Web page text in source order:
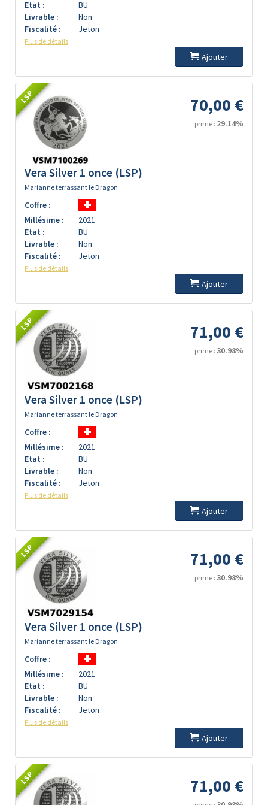
Etat :
BU
Livrable :
Non
Fiscalité :
Jeton
Plus de détails
Ajouter
LSP 70,00 €
prime : 29.14%
Vera Silver 1 once (LSP)
Marianne terrassant le Dragon
Coffre :
Millésime :
2021
Etat :
BU
Livrable :
Non
Fiscalité :
Jeton
Plus de détails
Ajouter
LSP 71,00 €
prime : 30.98%
Vera Silver 1 once (LSP)
Marianne terrassant le Dragon
Coffre :
Millésime :
2021
Etat :
BU
Livrable :
Non
Fiscalité :
Jeton
Plus de détails
Ajouter
LSP 71,00 €
prime : 30.98%
Vera Silver 1 once (LSP)
Marianne terrassant le Dragon
Coffre :
Millésime :
2021
Etat :
BU
Livrable :
Non
Fiscalité :
Jeton
Plus de détails
Ajouter
LSP 71,00 €